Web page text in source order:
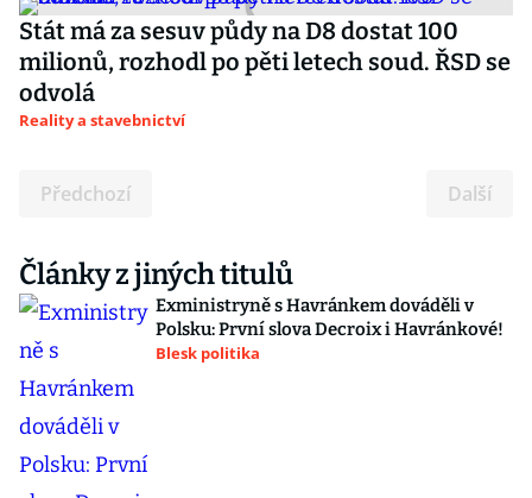
Stát má za sesuv půdy na D8 dostat 100
milionů, rozhodl po pěti letech soud. ŘSD se
odvolá
Reality a stavebnictví
Předchozí Další
Články z jiných titulů
Exministryně s Havránkem dováděli v
Polsku: První slova Decroix i Havránkové!
Blesk politika